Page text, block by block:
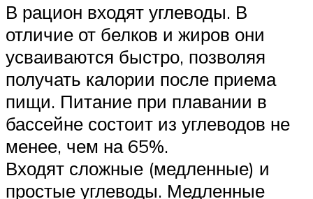
В рацион входят углеводы. В
отличие от белков и жиров они
усваиваются быстро, позволяя
получать калории после приема
пищи. Питание при плавании в
бассейне состоит из углеводов не
менее, чем на 65%.
Входят сложные (медленные) и
простые углеводы. Медленные